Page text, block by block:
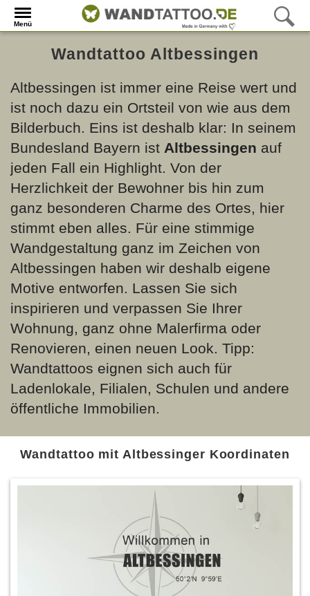
Menü
Wandtattoo Altbessingen
Altbessingen ist immer eine Reise wert und
ist noch dazu ein Ortsteil von wie aus dem
Bilderbuch. Eins ist deshalb klar: In seinem
Bundesland Bayern ist Altbessingen auf
jeden Fall ein Highlight. Von der
Herzlichkeit der Bewohner bis hin zum
ganz besonderen Charme des Ortes, hier
stimmt eben alles. Für eine stimmige
Wandgestaltung ganz im Zeichen von
Altbessingen haben wir deshalb eigene
Motive entworfen. Lassen Sie sich
inspirieren und verpassen Sie Ihrer
Wohnung, ganz ohne Malerfirma oder
Renovieren, einen neuen Look. Tipp:
Wandtattoos eignen sich auch für
Ladenlokale, Filialen, Schulen und andere
öffentliche Immobilien.
Wandtattoo mit Altbessinger Koordinaten